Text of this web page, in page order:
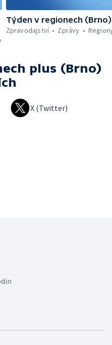
Týden v regionech (Brno)
Zpravodajství
Zprávy
plus (Brno)
X (Twitter)